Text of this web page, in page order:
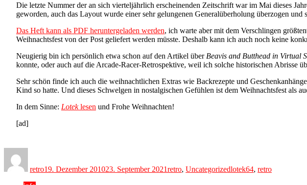
Die letzte Nummer der an sich vierteljährlich erscheinenden Zeitschrift war im Mai dieses
geworden, auch das Layout wurde einer sehr gelungenen Generalüberholung überzogen und
Das Heft kann als PDF heruntergeladen werden, ich warte aber mit dem Verschlingen
Weihnachtsfest von der Post geliefert werden müsste. Deshalb kann ich auch noch keine
Neugierig bin ich persönlich etwa schon auf den Artikel über Beavis and Butthead in Virtual
konnte, oder auch auf die Arcade-Racer-Retrospektive, weil ich solche historischen Abrisse
Sehr schön finde ich auch die weihnachtlichen Extras wie Backrezepte und
Kind so hatte. Und dieses Schwelgen in nostalgischen Gefühlen ist dem Weihnachtsfest als
In dem Sinne: Loteklesen und Frohe Weihnachten!
[ad]
retro19. Dezember 201023. September 2021retro, Uncategorizedlotek64, retro